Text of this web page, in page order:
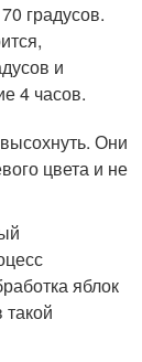
градусов.
и
4 часов.
Они
цвета и не
яблок
такой